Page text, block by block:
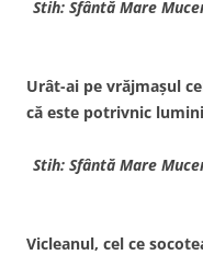
Stih: Sfântă Mare
Urât-ai pe vrăjmaşul
că este potrivnic
Stih: Sfântă Mare
Vicleanul, cel ce